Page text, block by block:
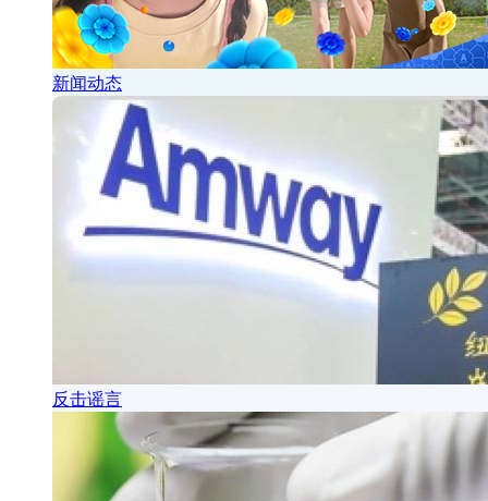
新闻动态
反击谣言